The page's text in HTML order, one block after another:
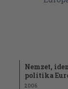
Nemzet,
politika
2006